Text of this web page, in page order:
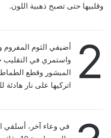
وقلبيها حتى تصبح ذهبية اللون.
2
أضيفي الثوم المفروم
واستمري في التقليب
المبشور وقطع
اتركيها على نار هادئة
في وعاء آخر، أسلقي